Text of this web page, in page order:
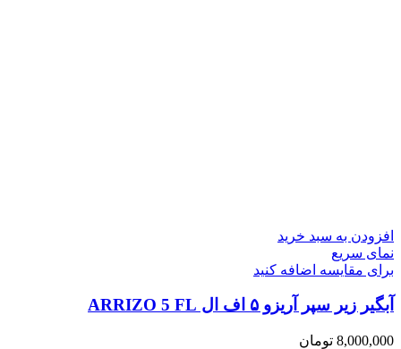
افزودن به سبد خرید
نمای سریع
برای مقایسه اضافه کنید
آبگیر زیر سپر آریزو ۵ اف ال ARRIZO 5 FL
8,000,000 تومان